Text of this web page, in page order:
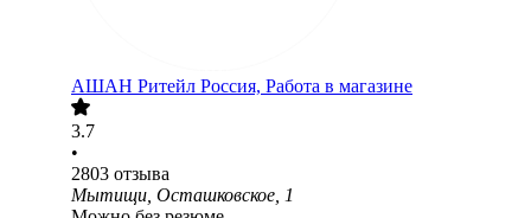
АШАН Ритейл Россия, Работа в магазине
3.7
•
2803 отзыва
Мытищи, Осташковское, 1